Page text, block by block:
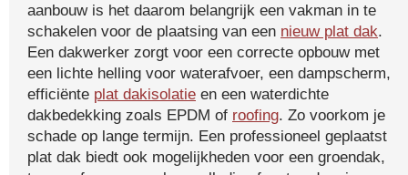
aanbouw is het daarom belangrijk een vakman in te
schakelen voor de plaatsing van een nieuw plat dak.
Een dakwerker zorgt voor een correcte opbouw met
een lichte helling voor waterafvoer, een dampscherm,
efficiënte plat dakisolatie en een waterdichte
dakbedekking zoals EPDM of roofing. Zo voorkom je
schade op lange termijn. Een professioneel geplaatst
plat dak biedt ook mogelijkheden voor een groendak,